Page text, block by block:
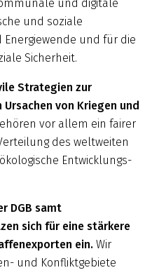
und digitale
und soziale
und für die
Sicherheit.
Strategien zur
von Kriegen und
vor allem ein fairer
des weltweiten
Entwicklungs-
DGB samt
sich für eine stärkere
ein. Wir
und Konfliktgebiete